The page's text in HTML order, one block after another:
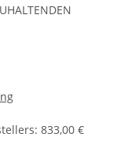
: 833,00 €